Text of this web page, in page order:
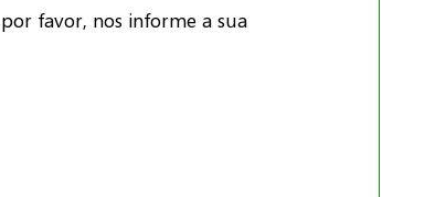
favor, nos informe a sua